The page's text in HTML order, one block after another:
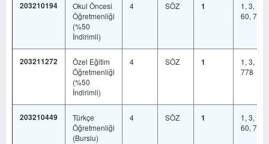
203210194
Okul Öncesi
Öğretmenliği
(%50
İndirimli)
4 SÖZ 1
1, 3,
60, 778
203211272
Özel Eğitim
Öğretmenliği
(%50
İndirimli)
4 SÖZ 1
1, 3,
778
203210449
Türkçe
Öğretmenliği
(Burslu)
4 SÖZ 1
1, 3,
60, 778